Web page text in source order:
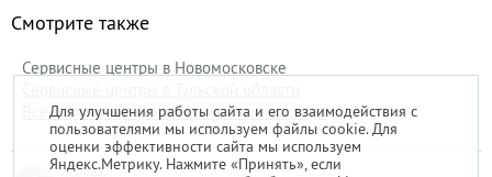
Смотрите также
Сервисные центры в Новомосковске
Все сервисные центры и частные мастера
Для улучшения работы сайта и его взаимодействия с
пользователями мы используем файлы cookie. Для
оценки эффективности сайта мы используем
Яндекс.Метрику. Нажмите «Принять», если